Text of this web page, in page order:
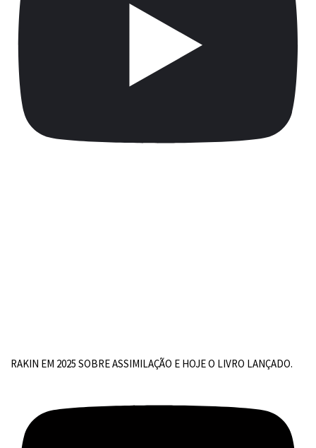
RAKIN EM 2025 SOBRE ASSIMILAÇÃO E HOJE O LIVRO LANÇADO.